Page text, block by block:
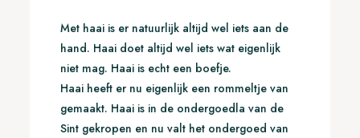
Met haai is er natuurlijk altijd wel iets aan de
hand. Haai doet altijd wel iets wat eigenlijk
niet mag. Haai is echt een boefje.
Haai heeft er nu eigenlijk een rommeltje van
gemaakt. Haai is in de ondergoedla van de
Sint gekropen en nu valt het ondergoed van